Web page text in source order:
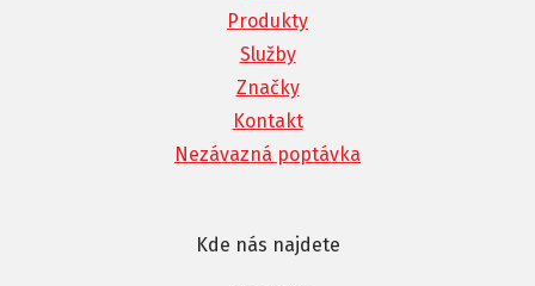
Produkty
Služby
Značky
Kontakt
Nezávazná poptávka
Kde nás najdete